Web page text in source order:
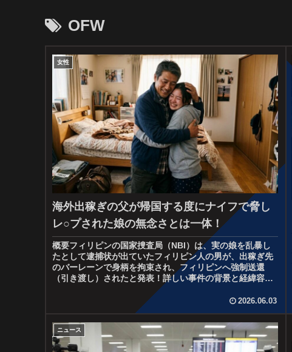
OFW
女性
海外出稼ぎの父が帰国する度にナイフで脅し
レ○プされた娘の無念さとは一体！
概要フィリピンの国家捜査局（NBI）は、実の娘を乱暴し
たとして逮捕状が出ていたフィリピン人の男が、出稼ぎ先
のバーレーンで身柄を拘束され、フィリピンへ強制送還
（引き渡し）されたと発表！詳しい事件の背景と経緯容疑
の内容男は2015年と2016年...
2026.06.03
ニュース